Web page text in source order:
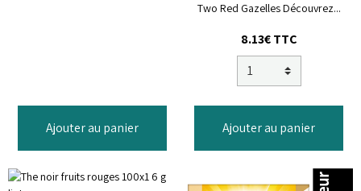
Ajouter au panier
Two Red Gazelles Découvrez...
8.13€TTC
Ajouter au panier